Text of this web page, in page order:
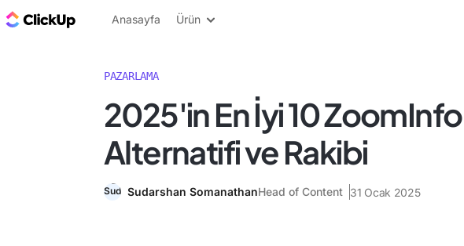
ClickUp Blog
Anasayfa Ürün
PAZARLAMA
2025'in En İyi 10 ZoomInfo
Alternatifi ve Rakibi
Sudarshan SomanathanHead of Content 31 Ocak 2025